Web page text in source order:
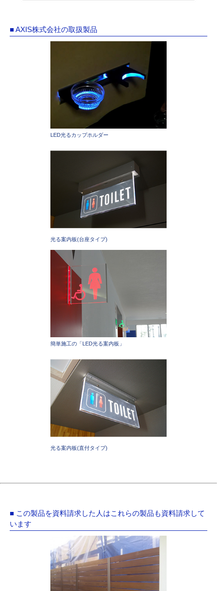
■ AXIS株式会社の取扱製品
LED光るカップホルダー
光る案内板(台座タイプ)
簡単施工の「LED光る案内板」
光る案内板(直付タイプ)
■ この製品を資料請求した人はこれらの製品も資料請求して
います